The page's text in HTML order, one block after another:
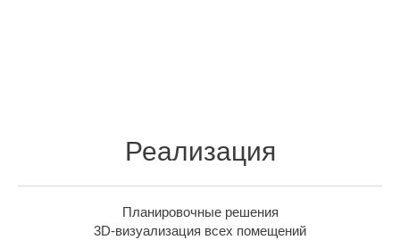
Реализация
Планировочные решения
3D-визуализация всех помещений